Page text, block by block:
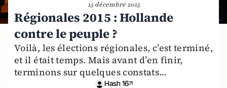
15 décembre 2015
Régionales 2015 : Hollande
contre le peuple ?
Voilà, les élections régionales, c’est terminé,
et il était temps. Mais avant d’en finir,
terminons sur quelques constats…
Hash 16